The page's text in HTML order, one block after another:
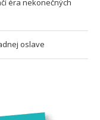
éra nekonečných
oslave